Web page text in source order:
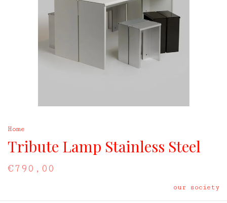
Home
Tribute Lamp Stainless Steel
€790,00
our society